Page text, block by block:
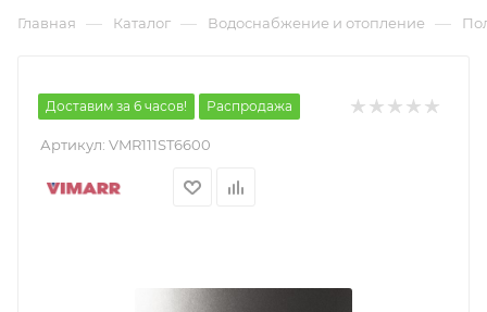
Главная — Каталог — Водоснабжение и отопление —
Доставим за 6 часов! Распродажа
Артикул: VMR111ST6600